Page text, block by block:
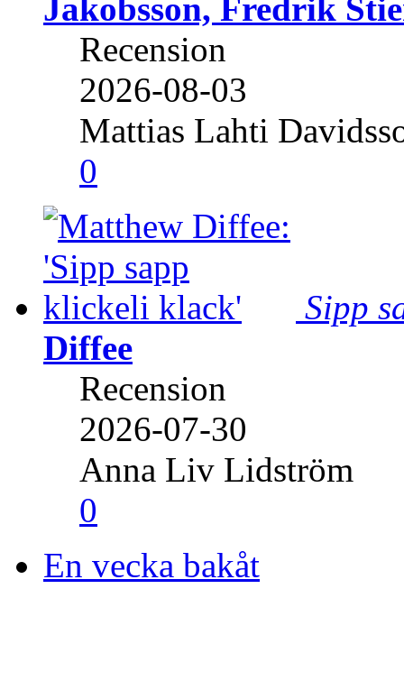
Jakobsson, Fredrik
Recension
2026-08-03
Mattias Lahti
0
Sipp
Diffee
Recension
2026-07-30
Anna Liv Lidström
0
En vecka bakåt